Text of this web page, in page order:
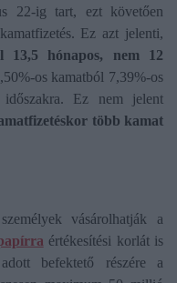
22-ig tart, ezt követően
Ez azt jelenti,
13,5 hónapos, nem 12
os kamatból 7,39%-os
Ez nem jelent
több kamat
vásárolhatják a
értékesítési korlát is
befektető részére a